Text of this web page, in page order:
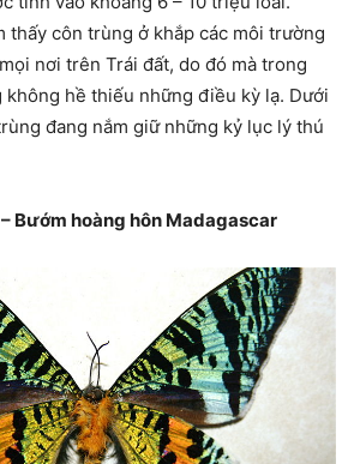
thấy côn trùng ở khắp các môi trường
nơi trên Trái đất, do đó mà trong
hề thiếu những điều kỳ lạ. Dưới
đang nắm giữ những kỷ lục lý thú
– Bướm hoàng hôn Madagascar